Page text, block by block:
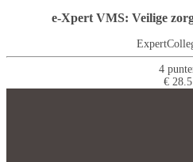
e-Xpert VMS: Veilige
4
€ 28.5